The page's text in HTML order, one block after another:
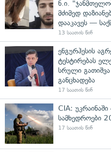
ნ.ი.
მძიმედ
დააკავეს —
13 საათის წინ
ენგურჰესის
ტესტირებას
სრული გათიშვა
განცხადება
17 საათის წინ
CIA:
სამხედროები
17 საათის წინ